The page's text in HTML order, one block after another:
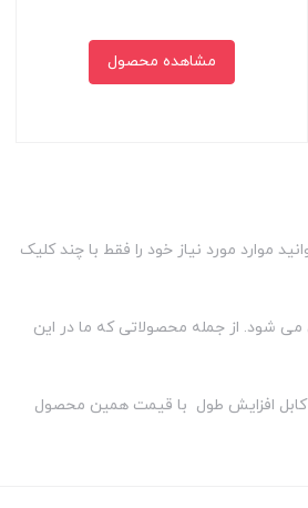
مشاهده محصول
موارد مورد نیاز خود را فقط با چند کلیک
شود. از جمله محصولاتی که ما در این
کابل افزایش طول با قیمت همین محصول